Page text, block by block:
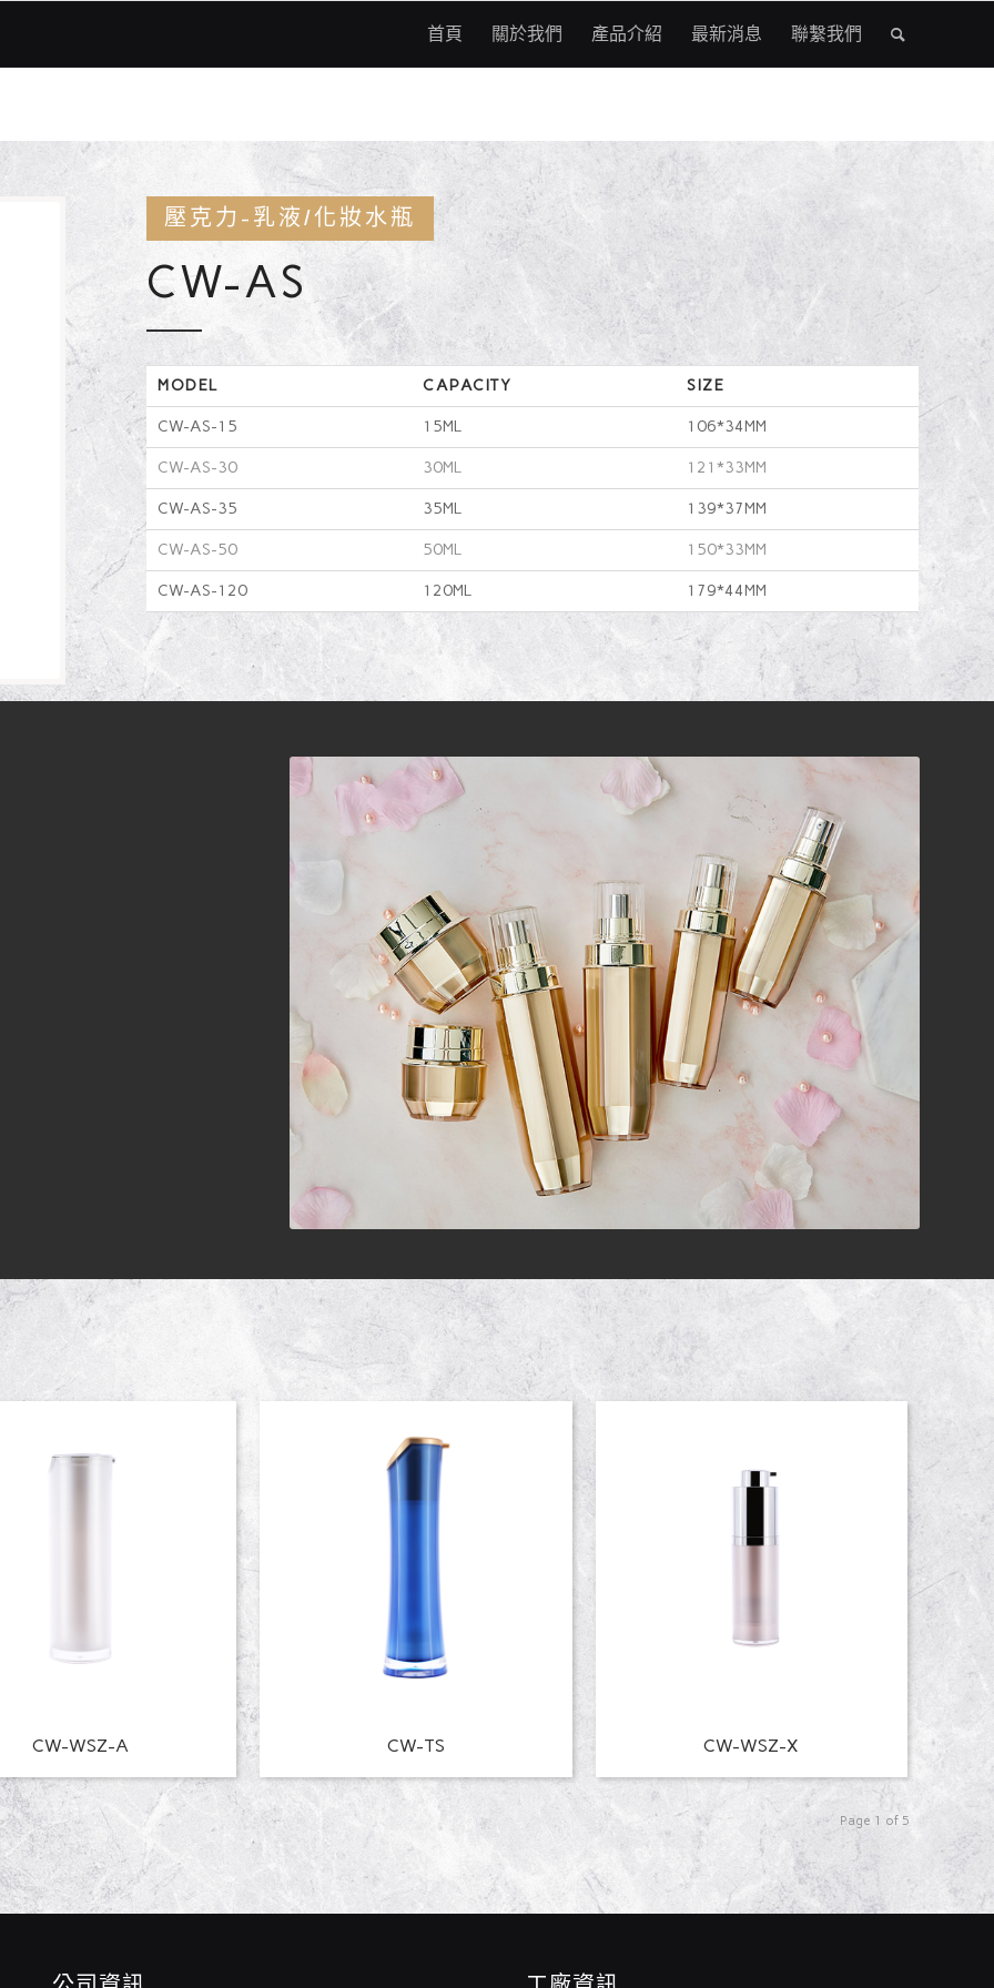
首頁 關於我們 產品介紹 最新消息 聯繫我們
壓克力-乳液/化妝水瓶
CW-AS
MODEL CAPACITY SIZE
CW-AS-15 15ML 106*34MM
CW-AS-30 30ML 121*33MM
CW-AS-35 35ML 139*37MM
CW-AS-50 50ML 150*33MM
CW-AS-120 120ML 179*44MM
CW-WSZ-A CW-TS CW-WSZ-X
Page 1 of 5